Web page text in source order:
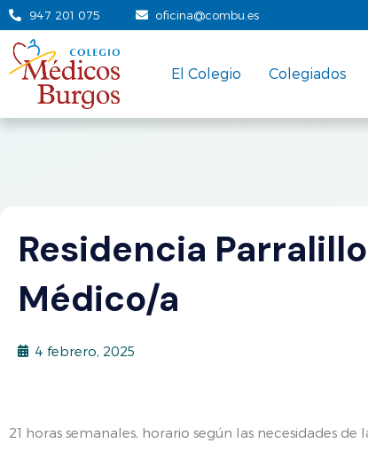
947 201 075 oficina@combu.es
El Colegio Colegiados
Residencia
Médico/a
4 febrero, 2025
21 horas semanales, horario según las necesidades